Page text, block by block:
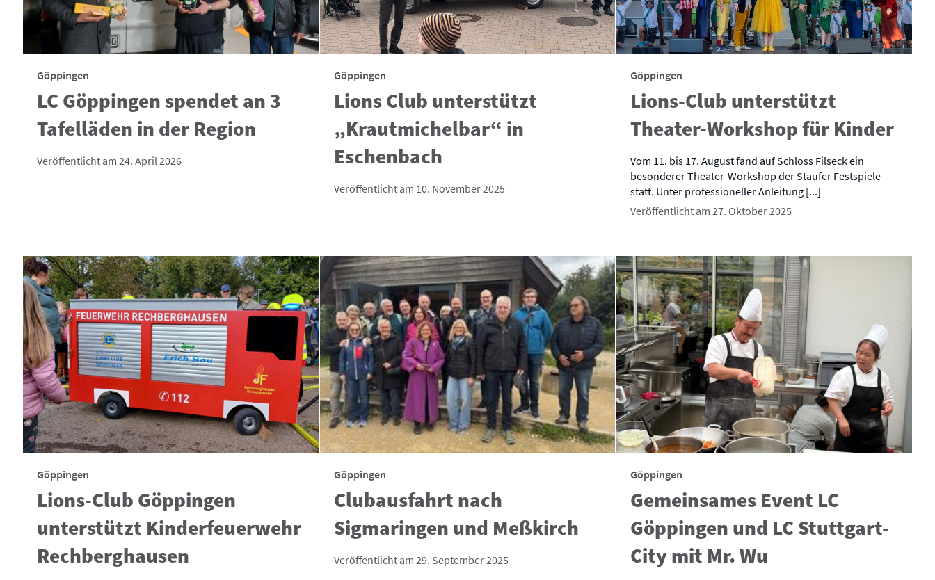
Göppingen
LC Göppingen spendet an 3
Tafelläden in der Region
Veröffentlicht am 24. April 2026
Göppingen
Lions Club unterstützt
„Krautmichelbar“ in
Eschenbach
Veröffentlicht am 10. November 2025
Göppingen
Lions-Club unterstützt
Theater-Workshop für Kinder
Vom 11. bis 17. August fand auf Schloss Filseck ein
besonderer Theater-Workshop der Staufer Festspiele
statt. Unter professioneller Anleitung [...]
Veröffentlicht am 27. Oktober 2025
Göppingen
Lions-Club Göppingen
unterstützt Kinderfeuerwehr
Rechberghausen
Göppingen
Clubausfahrt nach
Sigmaringen und Meßkirch
Veröffentlicht am 29. September 2025
Göppingen
Gemeinsames Event LC
Göppingen und LC Stuttgart-
City mit Mr. Wu